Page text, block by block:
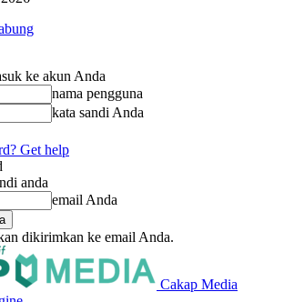
ke akun Anda
nama pengguna
kata sandi Anda
Get help
anda
email Anda
dikirimkan ke email Anda.
Cakap Media